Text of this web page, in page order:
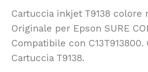
Cartuccia inkjet T9138 colore
Originale per Epson SURE
Compatibile con C13T913800.
Cartuccia T9138.